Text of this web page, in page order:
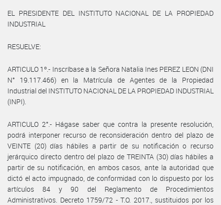
EL PRESIDENTE DEL INSTITUTO NACIONAL DE LA PROPIEDAD
INDUSTRIAL
RESUELVE:
ARTICULO 1º.- Inscríbase a la Señora Natalia Ines PEREZ LEON (DNI
N° 19.117.466) en la Matrícula de Agentes de la Propiedad
Industrial del INSTITUTO NACIONAL DE LA PROPIEDAD INDUSTRIAL
(INPI).
ARTICULO 2°.- Hágase saber que contra la presente resolución,
podrá interponer recurso de reconsideración dentro del plazo de
VEINTE (20) días hábiles a partir de su notificación o recurso
jerárquico directo dentro del plazo de TREINTA (30) días hábiles a
partir de su notificación, en ambos casos, ante la autoridad que
dictó el acto impugnado, de conformidad con lo dispuesto por los
artículos 84 y 90 del Reglamento de Procedimientos
Administrativos. Decreto 1759/72 - T.O. 2017., sustituidos por los